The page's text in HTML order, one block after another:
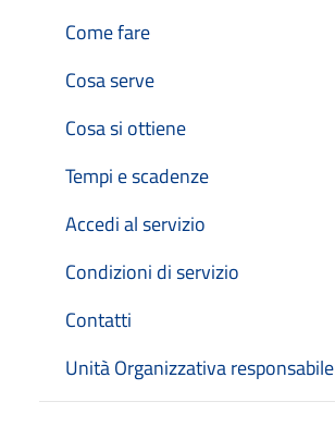
Come fare
Cosa serve
Cosa si ottiene
Tempi e scadenze
Accedi al servizio
Condizioni di servizio
Contatti
Unità Organizzativa responsabile